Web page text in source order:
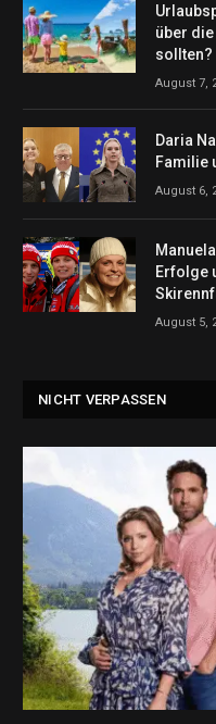
über
sollten?
August 7,
Daria
Familie
August 6,
Erfolge
August 5,
NICHT VERPASSEN